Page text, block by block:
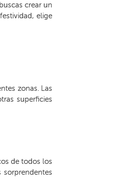
crear un
elige
zonas. Las
superficies
de todos los